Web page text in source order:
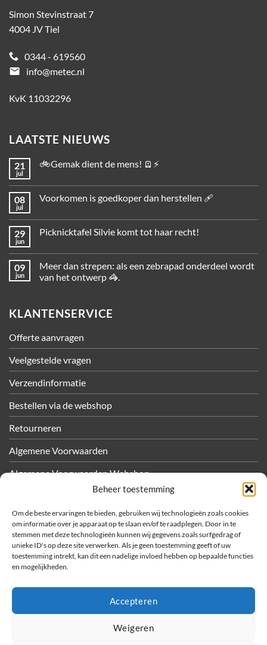
Beheer toestemming
Om de beste ervaringen te bieden, gebruiken wij technologieën zoals cookies
om informatie over je apparaat op te slaan en/of te raadplegen. Door in te
stemmen met deze technologieën kunnen wij gegevens zoals surfgedrag of
unieke ID's op deze site verwerken. Als je geen toestemming geeft of uw
toestemming intrekt, kan dit een nadelige invloed hebben op bepaalde functies
en mogelijkheden.
Accepteren
Weigeren
Simon Stevinstraat 7
4004 JV Tiel
0344 - 619560
email
info@metec.nl
KvK 11032296
LAATSTE NIEUWS
21
jul
🚲Gemak dient de mens! 🪫⚡
08
jul
Voorkomen is goedkoper dan herstellen 🩹
29
jun
Picknicktafel Silvie komt tot haar recht!
09
jun
Meer dan strepen: als een zebrapad onderdeel wordt
van het ontwerp 🦓.
KLANTENSERVICE
Offerte aanvragen
Veelgestelde vragen
Verzendinformatie
Bestellen via de webshop
Retourneren
Algemene Voorwaarden
Algemene Voorwaarden Webshop
Cookiebeleid
OVER METEC
Bedrijfsfilms